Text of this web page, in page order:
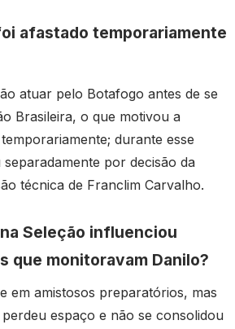
afastado temporariamente
atuar pelo Botafogo antes de se
Brasileira, o que motivou a
durante esse
por decisão da
técnica de Franclim Carvalho.
Seleção influenciou
que monitoravam Danilo?
em amistosos preparatórios, mas
espaço e não se consolidou